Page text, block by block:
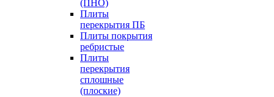
(ПНО)
Плиты
перекрытия ПБ
Плиты покрытия
ребристые
Плиты
перекрытия
сплошные
(плоские)